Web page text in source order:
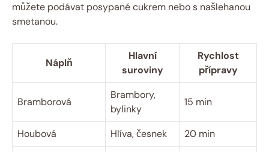
můžete podávat posypané cukrem nebo s našlehanou
smetanou.
Náplň
Hlavní
suroviny
Rychlost
přípravy
Bramborová
Brambory,
bylinky
15 min
Houbová Hlíva, česnek 20 min